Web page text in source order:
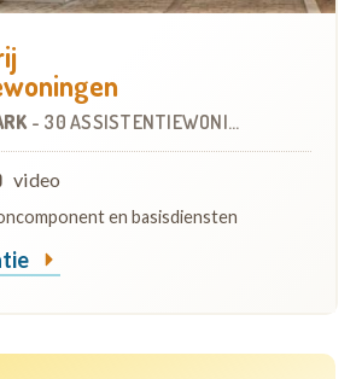
- 30 ASSISTENTIEWONINGEN
video
en basisdiensten